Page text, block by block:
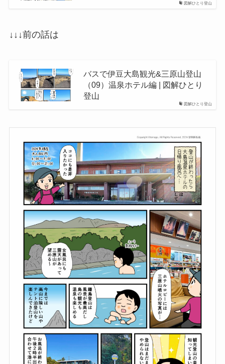
図解ひとり登山
↓↓↓前の話は
図解ひとり登山
バスで伊豆大島観光&三原山登山
（09）温泉ホテル編 | 図解ひとり
登山